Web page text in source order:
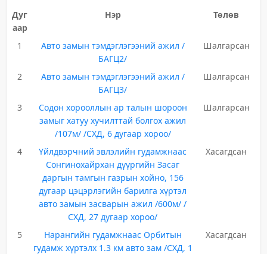
Дуг
аар
Нэр Төлөв
1
Авто замын тэмдэглэгээний ажил /
БАГЦ2/
Шалгарсан
2
Авто замын тэмдэглэгээний ажил /
БАГЦ3/
Шалгарсан
3
Содон хорооллын ар талын шороон
замыг хатуу хучилттай болгох ажил
/107м/ /СХД, 6 дугаар хороо/
Шалгарсан
4
Үйлдвэрчний эвлэлийн гудамжнаас
Сонгинохайрхан дүүргийн Засаг
даргын тамгын газрын хойно, 156
дугаар цэцэрлэгийн барилга хүртэл
авто замын засварын ажил /600м/ /
СХД, 27 дугаар хороо/
Хасагдсан
5
Нарангийн гудамжнаас Орбитын
гудамж хүртэлх 1.3 км авто зам /СХД, 1
Хасагдсан